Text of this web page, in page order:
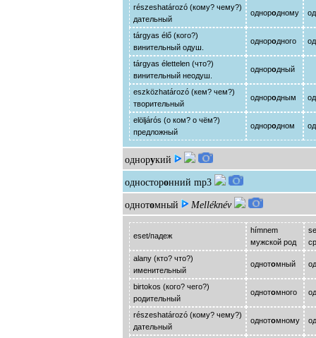
részeshatározó (кому? чему?)
дательный
однородному
tárgyas élő (кого?)
винительный одуш.
однородного
tárgyas élettelen (что?)
винительный неодуш.
однородный
eszközhatározó (кем? чем?)
творительный
однородным
elöljárós (о ком? о чём?)
предложный
однородном
однорукий
односторонний mp3
однотомный Melléknév
eset/падеж
hímnem
мужской род
alany (кто? что?)
именительный
однотомный
birtokos (кого? чего?)
родительный
однотомного
részeshatározó (кому? чему?)
дательный
однотомному